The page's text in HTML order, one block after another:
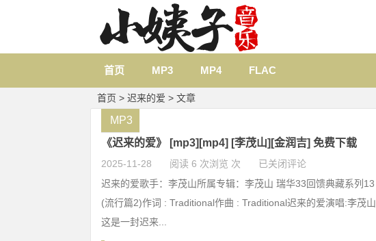
首页 MP3 MP4 FLAC
首页 > 迟来的爱 > 文章
《迟来的爱》 [mp3][mp4] [李茂山][金润吉] 免费下载
2025-11-28 阅读 6 次浏览 次 已关闭评论
MP3
迟来的爱歌手：李茂山所属专辑：李茂山 瑞华33回馈典藏系列13
(流行篇2)作词 : Traditional作曲 : Traditional迟来的爱演唱:李茂山
这是一封迟来...